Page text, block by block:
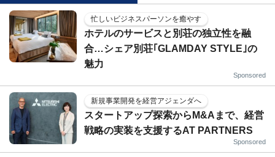
忙しいビジネスパーソンを癒やす
ホテルのサービスと別荘の独立性を融
合…シェア別荘｢GLAMDAY STYLE｣の
魅力
Sponsored
新規事業開発を経営アジェンダへ
スタートアップ探索からM&Aまで、経営
戦略の実装を支援するAT PARTNERS
Sponsored